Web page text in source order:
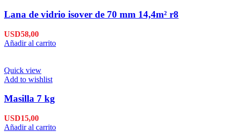
Lana de vidrio isover de 70 mm 14,4m² r8
USD58,00
Añadir al carrito
Quick view
Add to wishlist
Masilla 7 kg
USD15,00
Añadir al carrito